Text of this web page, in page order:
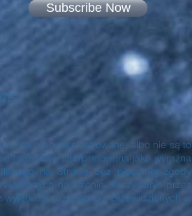
Subscribe Now
są albo zarejestrowane, albo nie są to
może być interpretowana jako wyraźna
na Stronie bez pisemnej zgody
na Stronie. Korzystanie przez
wyjątkiem przypadków przewidzianych w